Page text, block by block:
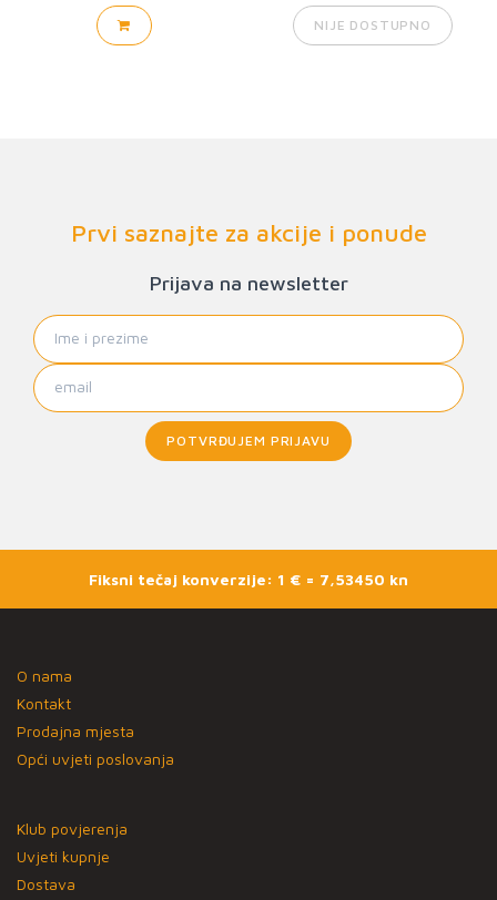
NIJE DOSTUPNO
Prvi saznajte za akcije i ponude
Prijava na newsletter
POTVRĐUJEM PRIJAVU
Fiksni tečaj konverzije: 1 € = 7,53450 kn
O nama
Kontakt
Prodajna mjesta
Opći uvjeti poslovanja
Klub povjerenja
Uvjeti kupnje
Dostava